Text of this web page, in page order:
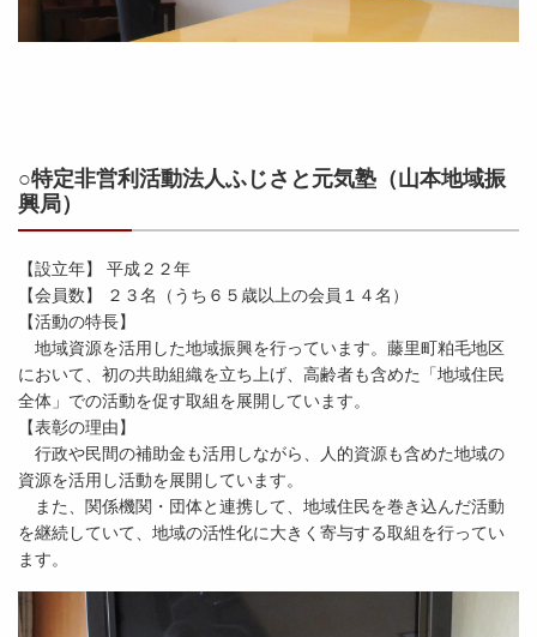
○特定非営利活動法人ふじさと元気塾（山本地域振
興局）
【設立年】 平成２２年
【会員数】 ２３名（うち６５歳以上の会員１４名）
【活動の特長】
地域資源を活用した地域振興を行っています。藤里町粕毛地区
において、初の共助組織を立ち上げ、高齢者も含めた「地域住民
全体」での活動を促す取組を展開しています。
【表彰の理由】
行政や民間の補助金も活用しながら、人的資源も含めた地域の
資源を活用し活動を展開しています。
また、関係機関・団体と連携して、地域住民を巻き込んだ活動
を継続していて、地域の活性化に大きく寄与する取組を行ってい
ます。